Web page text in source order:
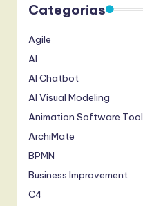
Categorias
Agile
AI
AI Chatbot
AI Visual Modeling
Animation Software Tool
ArchiMate
BPMN
Business Improvement
C4